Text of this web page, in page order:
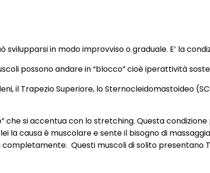
in modo improvviso o graduale. E’ la
possono andare in “blocco” cioè iperattività
il Trapezio Superiore, lo Sternocleidomastoideo
si accentua con lo stretching. Questa condizione
causa è muscolare e sente il bisogno di
completamente. Questi muscoli di solito presentano